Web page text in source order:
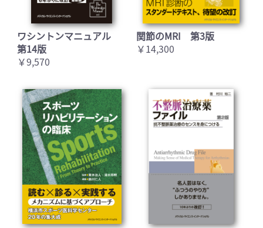
ワシントンマニュアル
第14版
￥9,570
関節のMRI 第3版
￥14,300